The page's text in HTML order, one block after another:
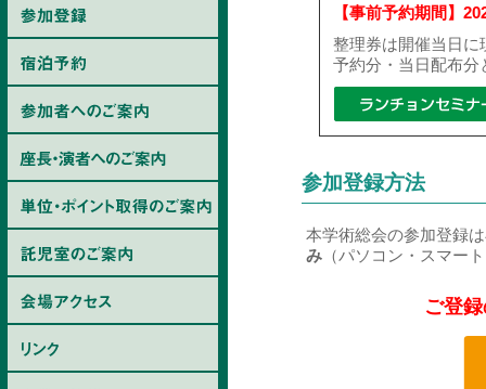
【事前予約期間】
整理券は開催当日
予約分・当日配布
参加登録方法
本学術総会の参加登録
み （パソコン・スマー
ご登